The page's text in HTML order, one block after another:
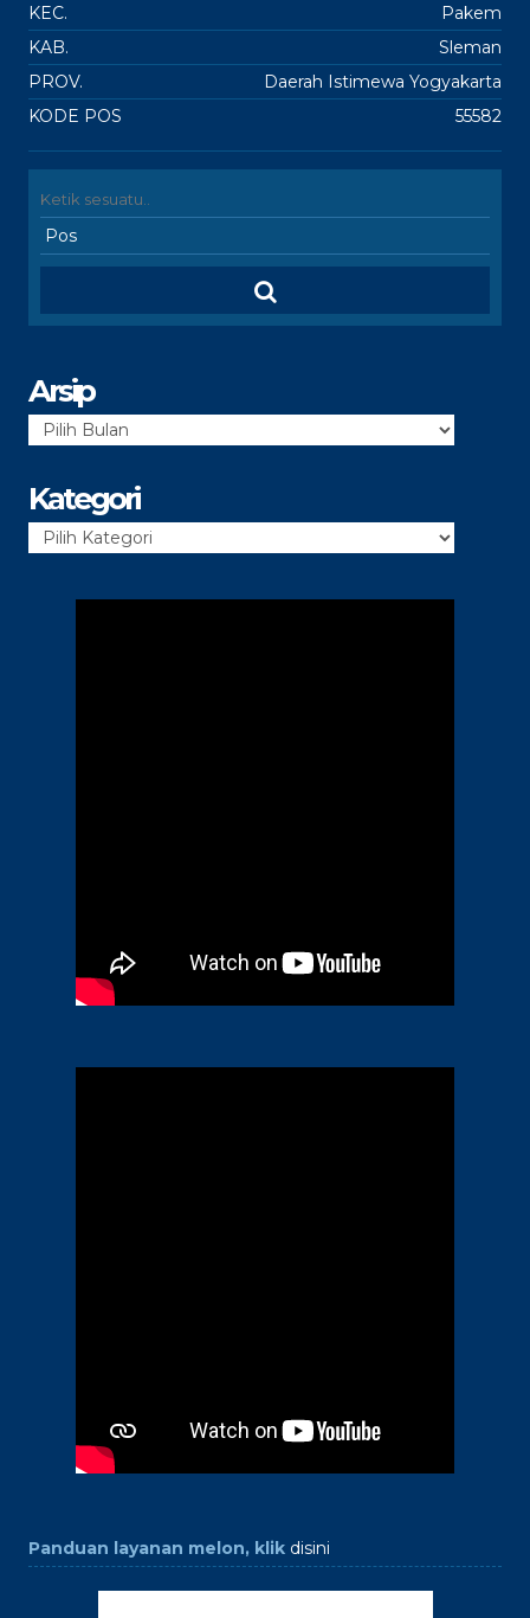
KEC.
Pakem
KAB.
Sleman
PROV.
Daerah Istimewa Yogyakarta
KODE POS
55582
Arsip
Arsip
Kategori
Kategori
Panduan layanan melon, klik disini